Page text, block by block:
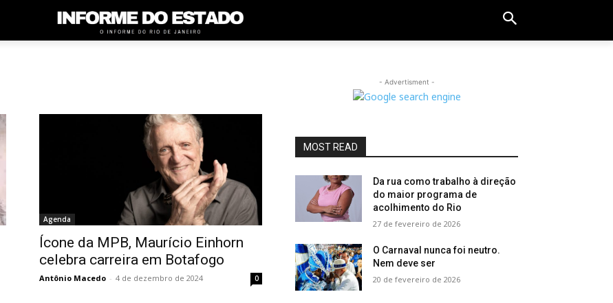
Agenda
Ícone da MPB, Maurício Einhorn
celebra carreira em Botafogo
Antônio Macedo - 4 de dezembro de 2024 0
- Advertisment -
MOST READ
Da rua como trabalho à direção
do maior programa de
acolhimento do Rio
27 de fevereiro de 2026
O Carnaval nunca foi neutro.
Nem deve ser
20 de fevereiro de 2026